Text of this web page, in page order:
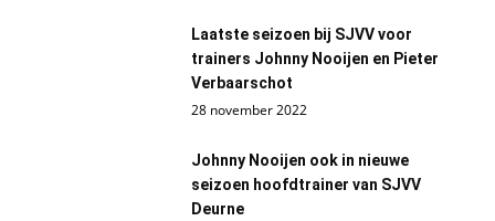
Laatste seizoen bij SJVV voor
trainers Johnny Nooijen en Pieter
Verbaarschot
28 november 2022
Johnny Nooijen ook in nieuwe
seizoen hoofdtrainer van SJVV
Deurne